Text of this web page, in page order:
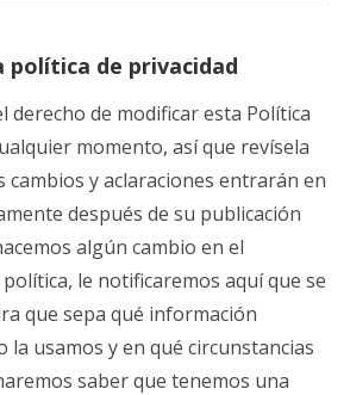
política de privacidad
derecho de modificar esta Política
momento, así que revísela
cambios y aclaraciones entrarán en
después de su publicación
algún cambio en el
le notificaremos aquí que se
que sepa qué información
la usamos y en qué circunstancias
saber que tenemos una